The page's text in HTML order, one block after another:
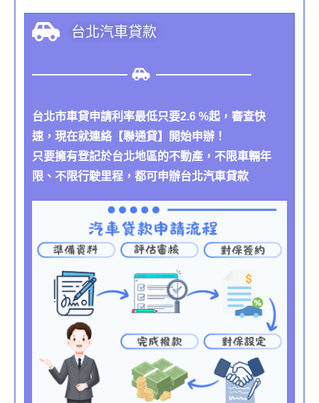
台北汽車貸款
台北市車貸申請利率最低只要2.6 %起，審查快
速，現在就連絡【聯通貸】開始申辦！
只要擁有登記於台北地區的不動產，不限車輛年
限、不限行駛里程，都可申辦台北汽車貸款